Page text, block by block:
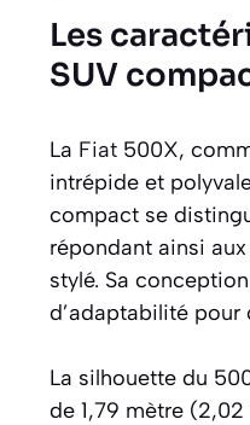
Les
SUV
La Fiat 500X,
intrépide et
compact se
répondant ainsi
stylé. Sa
d’adaptabilité pour
La silhouette du
de 1,79 mètre